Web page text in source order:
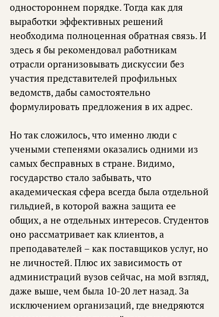
одностороннем порядке. Тогда как для
выработки эффективных решений
необходима полноценная обратная связь. И
здесь я бы рекомендовал работникам
отрасли организовывать дискуссии без
участия представителей профильных
ведомств, дабы самостоятельно
формулировать предложения в их адрес.
Но так сложилось, что именно люди с
учеными степенями оказались одними из
самых бесправных в стране. Видимо,
государство стало забывать, что
академическая сфера всегда была отдельной
гильдией, в которой важна защита ее
общих, а не отдельных интересов. Студентов
оно рассматривает как клиентов, а
преподавателей – как поставщиков услуг, но
не личностей. Плюс их зависимость от
администраций вузов сейчас, на мой взгляд,
даже выше, чем была 10-20 лет назад. За
исключением организаций, где внедряются